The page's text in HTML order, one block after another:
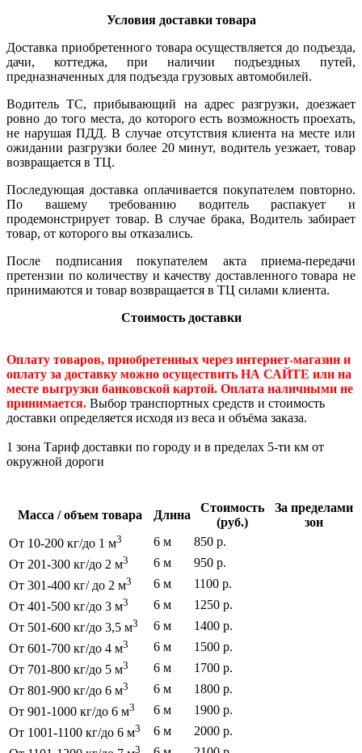
Условия доставки товара
Доставка приобретенного товара осуществляется до подъезда,
дачи, коттеджа, при наличии подъездных путей,
предназначенных для подъезда грузовых автомобилей.
Водитель ТС, прибывающий на адрес разгрузки, доезжает
ровно до того места, до которого есть возможность проехать,
не нарушая ПДД. В случае отсутствия клиента на месте или
ожидании разгрузки более 20 минут, водитель уезжает, товар
возвращается в ТЦ.
Последующая доставка оплачивается покупателем повторно.
По вашему требованию водитель распакует и
продемонстрирует товар. В случае брака, Водитель забирает
товар, от которого вы отказались.
После подписания покупателем акта приема-передачи
претензии по количеству и качеству доставленного товара не
принимаются и товар возвращается в ТЦ силами клиента.
Стоимость доставки
Оплату товаров, приобретенных через интернет-магазин и
оплату за доставку можно осуществить НА САЙТЕ или на
месте выгрузки банковской картой. Оплата наличными не
принимается. Выбор транспортных средств и стоимость
доставки определяется исходя из веса и объёма заказа.
1 зона Тариф доставки по городу и в пределах 5-ти км от
окружной дороги
Масса / объем товара Длина
Стоимость
(руб.)
За пределами
зон
От 10-200 кг/до 1 м3 6 м
850 р.
От 201-300 кг/до 2 м3 6 м
950 р.
От 301-400 кг/ до 2 м3 6 м
1100 р.
От 401-500 кг/до 3 м3 6 м
1250 р.
От 501-600 кг/до 3,5 м3 6 м
1400 р.
От 601-700 кг/до 4 м3 6 м
1500 р.
От 701-800 кг/до 5 м3 6 м
1700 р.
От 801-900 кг/до 6 м3 6 м
1800 р.
От 901-1000 кг/до 6 м3 6 м
1900 р.
От 1001-1100 кг/до 6 м3 6 м
2000 р.
3